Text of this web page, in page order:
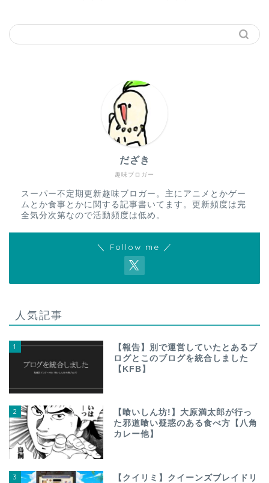
趣味ブロガー
だざき
スーパー不定期更新趣味ブロガー。主にアニメとかゲー
ムとか食事とかに関する記事書いてます。更新頻度は完
全気分次第なので活動頻度は低め。
＼ Follow me ／
人気記事
1
【報告】別で運営していたとあるブ
ログとこのブログを統合しました
【KFB】
2
【喰いしん坊!】大原満太郎が行っ
た邪道喰い疑惑のある食べ方【八角
カレー他】
3
【クイリミ】クイーンズブレイドリ